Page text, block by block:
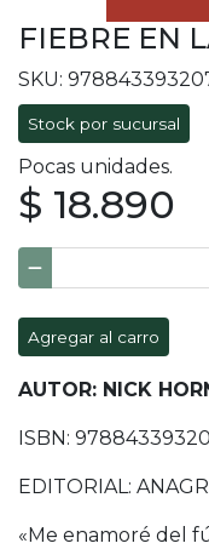
FIEBRE EN
SKU:
Stock por sucursal
Pocas unidades.
$ 18.890
Agregar al carro
AUTOR: NICK
ISBN:
EDITORIAL:
«Me enamoré del